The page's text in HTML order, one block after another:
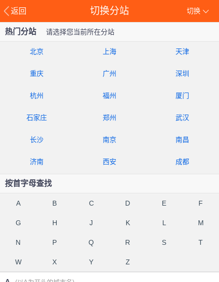
返回 切换
切换分站
热门分站 请选择您当前所在分站
北京 上海 天津
重庆 广州 深圳
杭州 福州 厦门
石家庄 郑州 武汉
长沙 南京 南昌
济南 西安 成都
按首字母查找
A B C D E F
G H J K L M
N P Q R S T
W X Y Z